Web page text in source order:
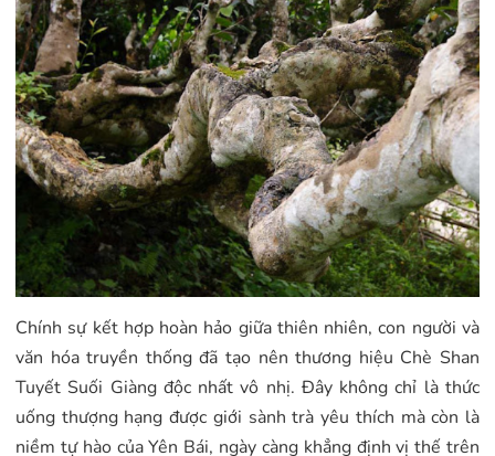
Chính sự kết hợp hoàn hảo giữa thiên nhiên, con người và
văn hóa truyền thống đã tạo nên thương hiệu Chè Shan
Tuyết Suối Giàng độc nhất vô nhị. Đây không chỉ là thức
uống thượng hạng được giới sành trà yêu thích mà còn là
niềm tự hào của Yên Bái, ngày càng khẳng định vị thế trên